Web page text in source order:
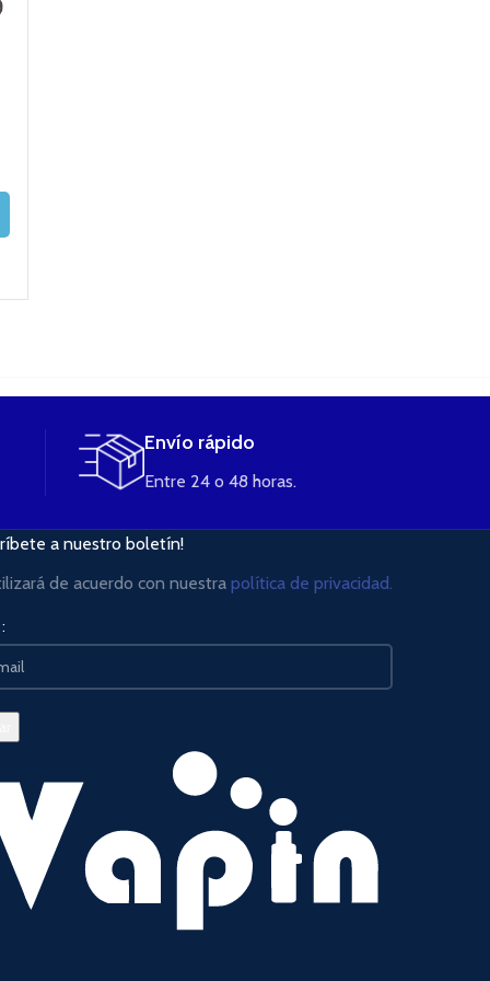
Envío rápido
Entre 24 o 48 horas.
a nuestro boletín!
de acuerdo con nuestra política de privacidad.